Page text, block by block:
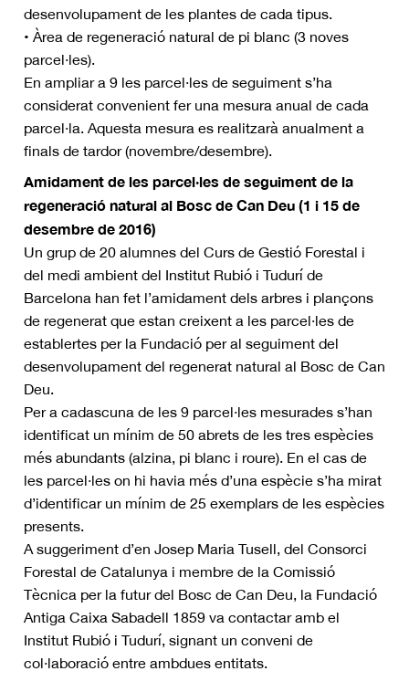
desenvolupament de les plantes de cada tipus.
• Àrea de regeneració natural de pi blanc (3 noves
parcel·les).
En ampliar a 9 les parcel·les de seguiment s’ha
considerat convenient fer una mesura anual de cada
parcel·la. Aquesta mesura es realitzarà anualment a
finals de tardor (novembre/desembre).
Amidament de les parcel·les de seguiment de la
regeneració natural al Bosc de Can Deu (1 i 15 de
desembre de 2016)
Un grup de 20 alumnes del Curs de Gestió Forestal i
del medi ambient del Institut Rubió i Tudurí de
Barcelona han fet l’amidament dels arbres i plançons
de regenerat que estan creixent a les parcel·les de
establertes per la Fundació per al seguiment del
desenvolupament del regenerat natural al Bosc de Can
Deu.
Per a cadascuna de les 9 parcel·les mesurades s’han
identificat un mínim de 50 abrets de les tres espècies
més abundants (alzina, pi blanc i roure). En el cas de
les parcel·les on hi havia més d’una espècie s’ha mirat
d’identificar un mínim de 25 exemplars de les espècies
presents.
A suggeriment d’en Josep Maria Tusell, del Consorci
Forestal de Catalunya i membre de la Comissió
Tècnica per la futur del Bosc de Can Deu, la Fundació
Antiga Caixa Sabadell 1859 va contactar amb el
Institut Rubió i Tudurí, signant un conveni de
col·laboració entre ambdues entitats.